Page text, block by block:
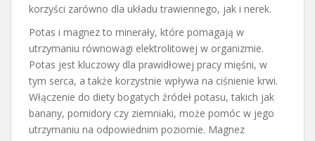
korzyści zarówno dla układu trawiennego, jak i nerek.
Potas i magnez to minerały, które pomagają w
utrzymaniu równowagi elektrolitowej w organizmie.
Potas jest kluczowy dla prawidłowej pracy mięśni, w
tym serca, a także korzystnie wpływa na ciśnienie krwi.
Włączenie do diety bogatych źródeł potasu, takich jak
banany, pomidory czy ziemniaki, może pomóc w jego
utrzymaniu na odpowiednim poziomie. Magnez